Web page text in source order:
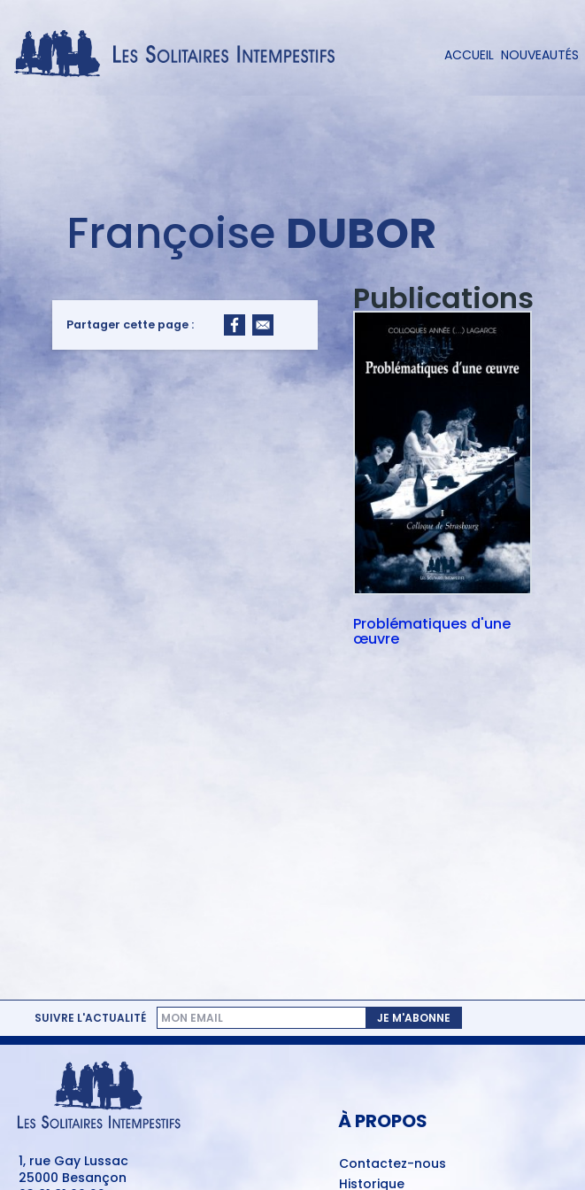
Navigation
ACCUEIL NOUVEAUTÉS
auteurFrançoise DUBOR
Publications
Problématiques d'une
œuvre
Partager cette page :
SUIVRE L'ACTUALITÉ JE M'ABONNE
1, rue Gay Lussac
25000 Besançon
À PROPOS
Contactez-nous
Historique